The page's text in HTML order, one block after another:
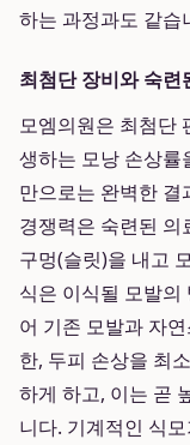
하는 과정과도 같습
최첨단 장비와 숙
모엠의원은 최첨단
생하는 모낭 손상률
만으로는 완벽한 결
경쟁력은 숙련된
구멍(슬릿)을 내고
식은 이식될 모발의
어 기존 모발과 자
한, 두피 손상을 최
하게 하고, 이는 곧
니다. 기계적인 식